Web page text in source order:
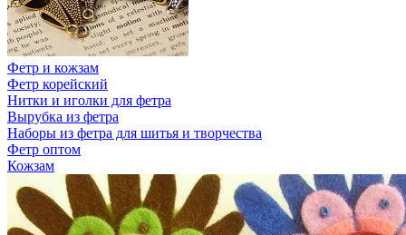
Фетр и кожзам
Фетр корейский
Нитки и иголки для фетра
Вырубка из фетра
Наборы из фетра для шитья и творчества
Фетр оптом
Кожзам